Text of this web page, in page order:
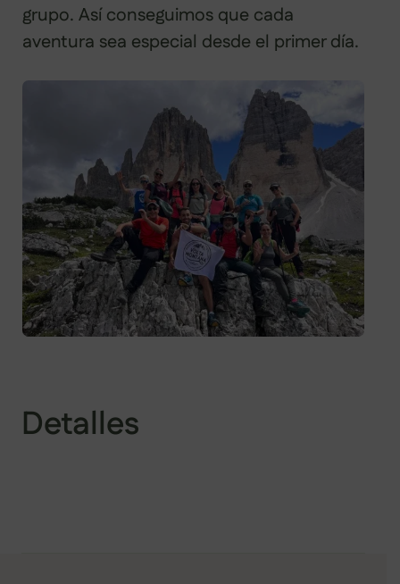
grupo. Así conseguimos que cada
aventura sea especial desde el primer día.
Detalles